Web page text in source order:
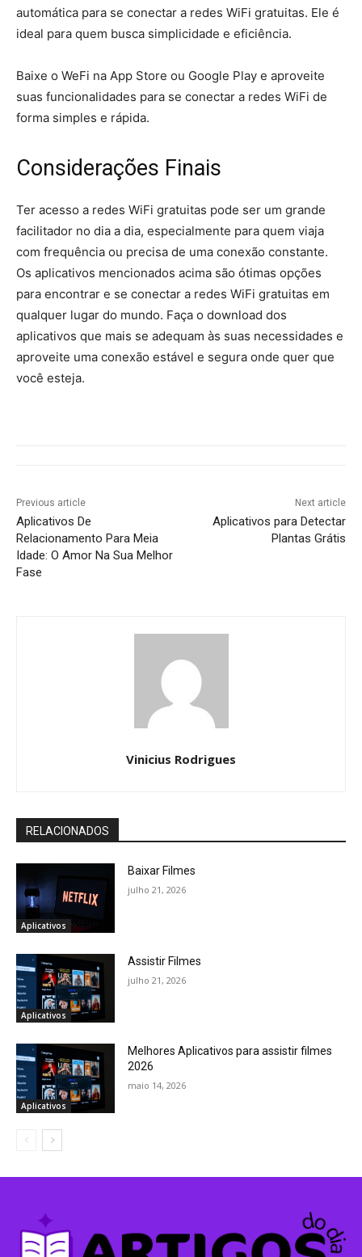
automática para se conectar a redes WiFi gratuitas. Ele é
ideal para quem busca simplicidade e eficiência.
Baixe o WeFi na App Store ou Google Play e aproveite
suas funcionalidades para se conectar a redes WiFi de
forma simples e rápida.
Considerações Finais
Ter acesso a redes WiFi gratuitas pode ser um grande
facilitador no dia a dia, especialmente para quem viaja
com frequência ou precisa de uma conexão constante.
Os aplicativos mencionados acima são ótimas opções
para encontrar e se conectar a redes WiFi gratuitas em
qualquer lugar do mundo. Faça o download dos
aplicativos que mais se adequam às suas necessidades e
aproveite uma conexão estável e segura onde quer que
você esteja.
Previous article
Aplicativos De
Relacionamento Para Meia
Idade: O Amor Na Sua Melhor
Fase
Next article
Aplicativos para Detectar
Plantas Grátis
Vinicius Rodrigues
RELACIONADOS
Aplicativos
Baixar Filmes
julho 21, 2026
Aplicativos
Assistir Filmes
julho 21, 2026
Aplicativos
Melhores Aplicativos para assistir filmes
2026
maio 14, 2026